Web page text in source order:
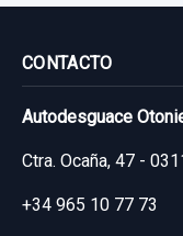
Sin IVA, gastos
DISCO FRENO
NISSAN JUKE
CONTACTO
Autodesguace
Ctra. Ocaña, 47 -
+34 965 10 77 73